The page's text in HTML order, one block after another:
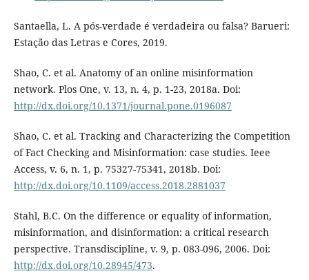
Santaella, L. A pós-verdade é verdadeira ou falsa? Barueri:
Estação das Letras e Cores, 2019.
Shao, C. et al. Anatomy of an online misinformation
network. Plos One, v. 13, n. 4, p. 1-23, 2018a. Doi:
http://dx.doi.org/10.1371/journal.pone.0196087
Shao, C. et al. Tracking and Characterizing the Competition
of Fact Checking and Misinformation: case studies. Ieee
Access, v. 6, n. 1, p. 75327-75341, 2018b. Doi:
http://dx.doi.org/10.1109/access.2018.2881037
Stahl, B.C. On the difference or equality of information,
misinformation, and disinformation: a critical research
perspective. Transdiscipline, v. 9, p. 083-096, 2006. Doi:
http://dx.doi.org/10.28945/473.